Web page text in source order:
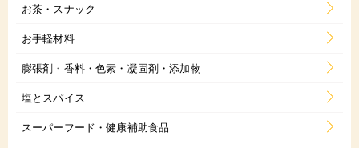
お茶・スナック
お手軽材料
膨張剤・香料・色素・凝固剤・添加物
塩とスパイス
スーパーフード・健康補助食品